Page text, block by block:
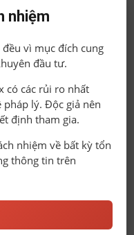
nhiệm
vì mục đích cung
đầu tư.
có các rủi ro nhất
lý. Độc giả nên
định tham gia.
nhiệm về bất kỳ tổn
thông tin trên